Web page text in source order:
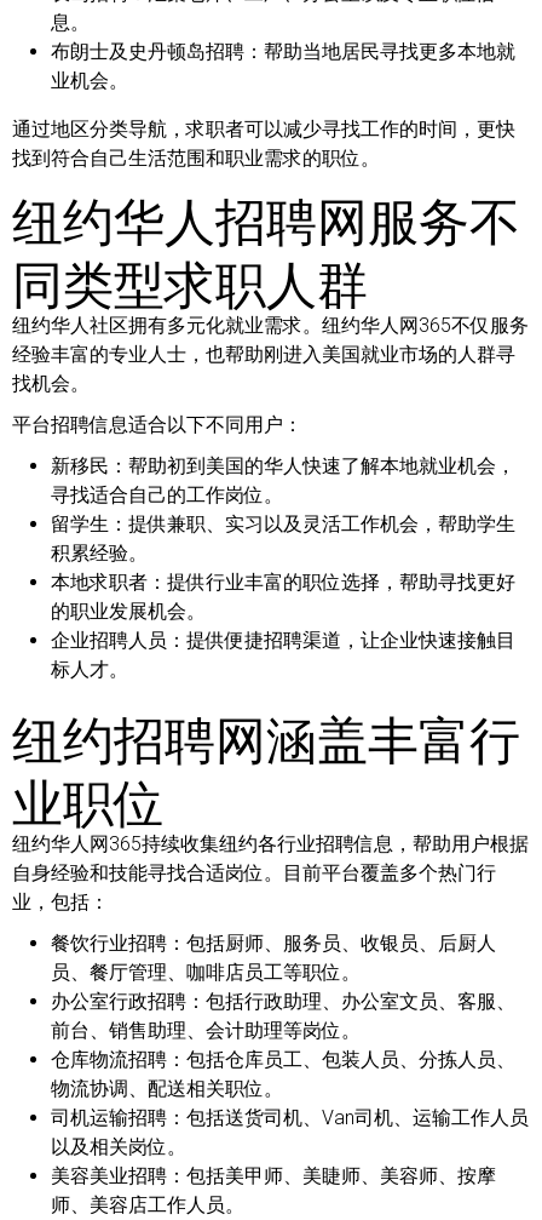
息。
布朗士及史丹顿岛招聘： 帮助当地居民寻找更多本地就
业机会。
通过地区分类导航，求职者可以减少寻找工作的时间，更快
找到符合自己生活范围和职业需求的职位。
纽约华人招聘网服务不
同类型求职人群
纽约华人社区拥有多元化就业需求。纽约华人网365不仅服务
经验丰富的专业人士，也帮助刚进入美国就业市场的人群寻
找机会。
平台招聘信息适合以下不同用户：
新移民： 帮助初到美国的华人快速了解本地就业机会，
寻找适合自己的工作岗位。
留学生： 提供兼职、实习以及灵活工作机会，帮助学生
积累经验。
本地求职者： 提供行业丰富的职位选择，帮助寻找更好
的职业发展机会。
企业招聘人员： 提供便捷招聘渠道，让企业快速接触目
标人才。
纽约招聘网涵盖丰富行
业职位
纽约华人网365持续收集纽约各行业招聘信息，帮助用户根据
自身经验和技能寻找合适岗位。目前平台覆盖多个热门行
业，包括：
餐饮行业招聘： 包括厨师、服务员、收银员、后厨人
员、餐厅管理、咖啡店员工等职位。
办公室行政招聘： 包括行政助理、办公室文员、客服、
前台、销售助理、会计助理等岗位。
仓库物流招聘： 包括仓库员工、包装人员、分拣人员、
物流协调、配送相关职位。
司机运输招聘： 包括送货司机、Van司机、运输工作人员
以及相关岗位。
美容美业招聘： 包括美甲师、美睫师、美容师、按摩
师、美容店工作人员。